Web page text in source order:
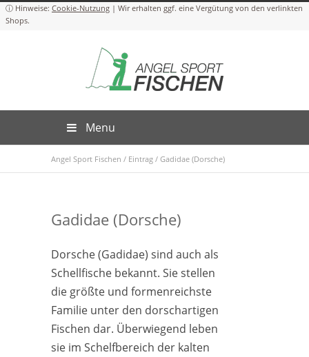
Cookie-Nutzung
Menu
Angel Sport Fischen / Eintrag / Gadidae (Dorsche)
Gadidae (Dorsche)
Dorsche (Gadidae) sind auch als
Schellfische bekannt. Sie stellen
die größte und formenreichste
Familie unter den dorschartigen
Fischen dar. Überwiegend leben
sie im Schelfbereich der kalten